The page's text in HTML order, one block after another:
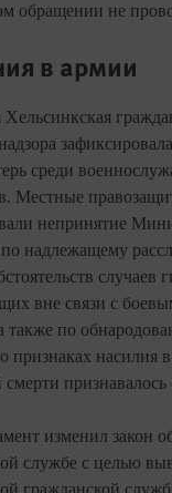
обращении не
в армии
Хельсинкская
среди
Местные
непринятие
надлежащему
случаев
вне связи с
также по
насилия в
признавалось
изменил закон
службе с целью